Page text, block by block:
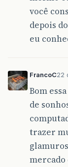
você
depois
eu
FrancoC22
Bom
de
trazer
mercado